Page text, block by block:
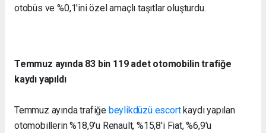
otobüs ve %0,1'ini özel amaçlı taşıtlar oluşturdu.
Temmuz ayında 83 bin 119 adet otomobilin trafiğe
kaydı yapıldı
Temmuz ayında trafiğe beylikdüzü escortkaydı yapılan
otomobillerin %18,9'u Renault, %15,8'i Fiat, %6,9'u